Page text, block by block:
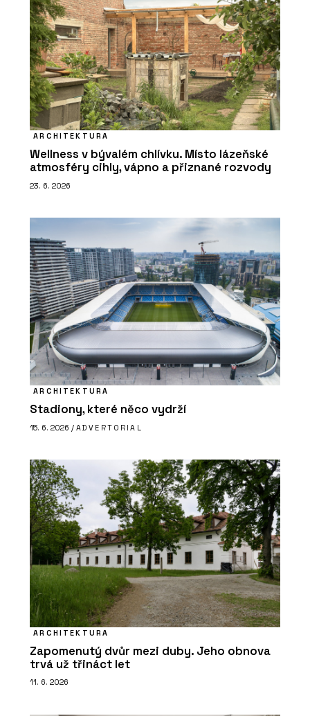
ARCHITEKTURA
Wellness v bývalém chlívku. Místo lázeňské
atmosféry cihly, vápno a přiznané rozvody
23. 6. 2026
ARCHITEKTURA
Stadiony, které něco vydrží
15. 6. 2026 / ADVERTORIAL
ARCHITEKTURA
Zapomenutý dvůr mezi duby. Jeho obnova
trvá už třináct let
11. 6. 2026